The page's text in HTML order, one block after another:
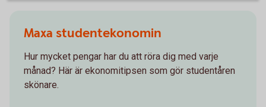
Maxa studentekonomin
Hur mycket pengar har du att röra dig med varje
månad? Här är ekonomitipsen som gör studentåren
skönare.